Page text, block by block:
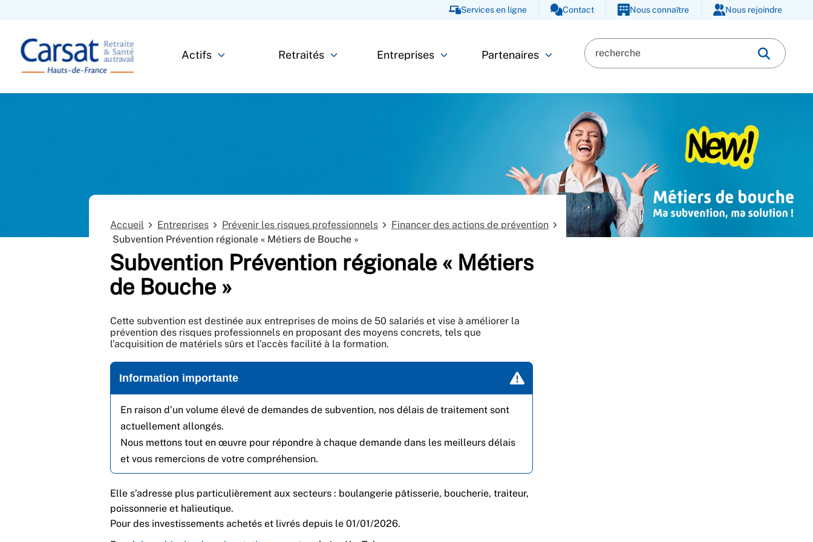
Services en ligne Contact Nous connaître Nous rejoindre
Actifs Retraités Entreprises Partenaires
Accueil Entreprises Prévenir les risques professionnels
Financer des actions de prévention
Subvention Prévention régionale « Métiers de Bouche »
Subvention Prévention régionale « Métiers
de Bouche »
Cette subvention est destinée aux entreprises de moins de 50 salariés et vise à améliorer la
prévention des risques professionnels en proposant des moyens concrets, tels que
l’acquisition de matériels sûrs et l’accès facilité à la formation.
Information importante
En raison d'un volume élevé de demandes de subvention, nos délais de traitement sont
actuellement allongés.
Nous mettons tout en œuvre pour répondre à chaque demande dans les meilleurs délais
et vous remercions de votre compréhension.
Elle s’adresse plus particulièrement aux secteurs : boulangerie pâtisserie, boucherie, traiteur,
poissonnerie et halieutique.
Pour des investissements achetés et livrés depuis le 01/01/2026.